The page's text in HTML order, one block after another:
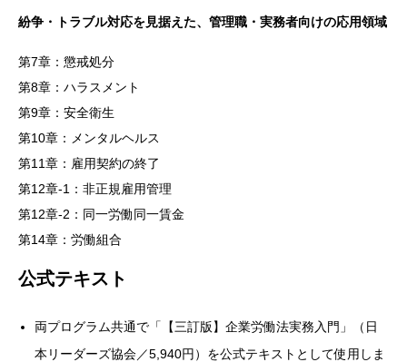
紛争・トラブル対応を見据えた、管理職・実務者向けの応用領域
第7章：懲戒処分
第8章：ハラスメント
第9章：安全衛生
第10章：メンタルヘルス
第11章：雇用契約の終了
第12章-1：非正規雇用管理
第12章-2：同一労働同一賃金
第14章：労働組合
公式テキスト
両プログラム共通で「【三訂版】企業労働法実務入門」（日
本リーダーズ協会／5,940円）を公式テキストとして使用しま